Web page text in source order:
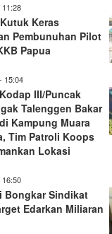
11:28
Keras
Pembunuhan Pilot
Papua
15:04
III/Puncak
Talenggen Bakar
Kampung Muara
Tim Patroli Koops
Lokasi
16:50
Bongkar Sindikat
Edarkan Miliaran